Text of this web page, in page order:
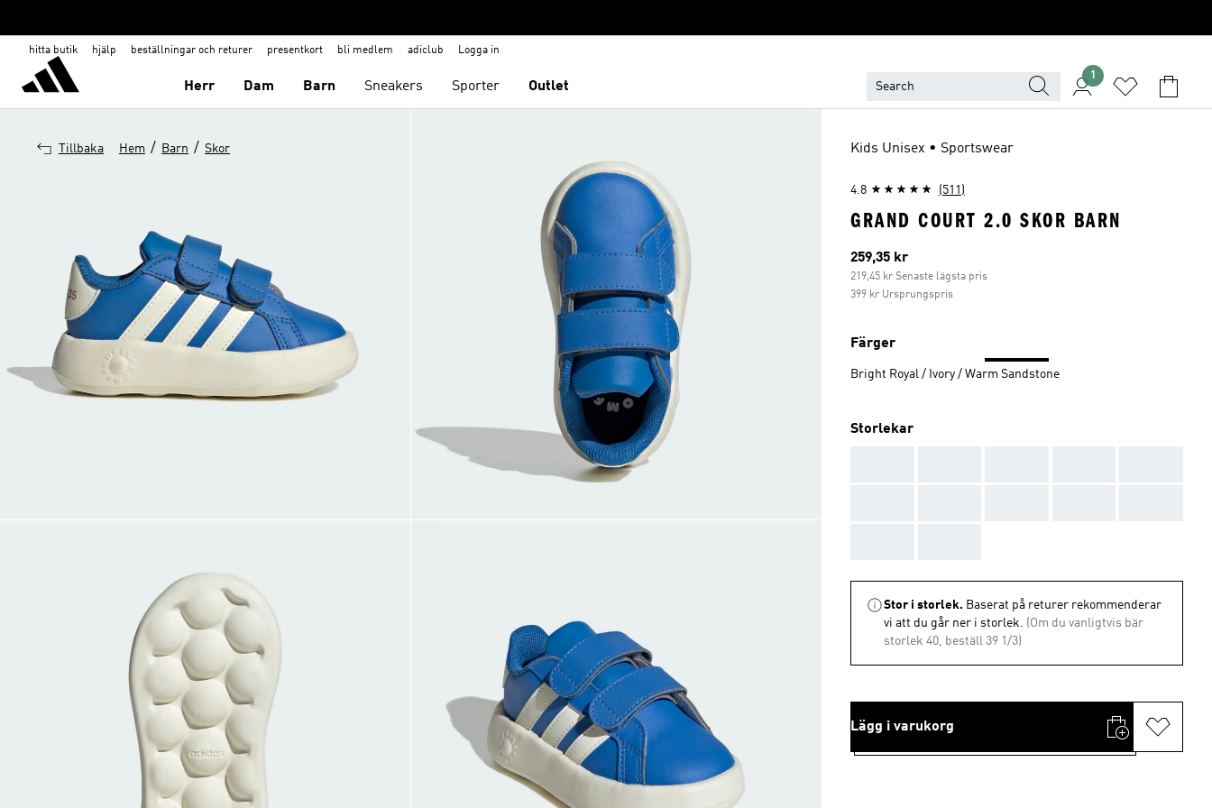
hitta butik hjälp beställningar och returer presentkort bli medlem adiclub Logga in
Herr Dam Barn Sneakers Sporter Outlet
1
Tillbaka Hem / Barn / Skor Kids Unisex • Sportswear
4.8 (511)
GRAND COURT 2.0 SKOR BARN
Aktuellt pris
259,35 kr
219,45 kr Senaste lägsta pris
399 kr Ursprungspris
Färger
Bright Royal / Ivory / Warm Sandstone
Storlekar
Stor i storlek. Baserat på returer rekommenderar
vi att du går ner i storlek. (Om du vanligtvis bär
storlek 40, beställ 39 1/3)
Lägg i varukorg